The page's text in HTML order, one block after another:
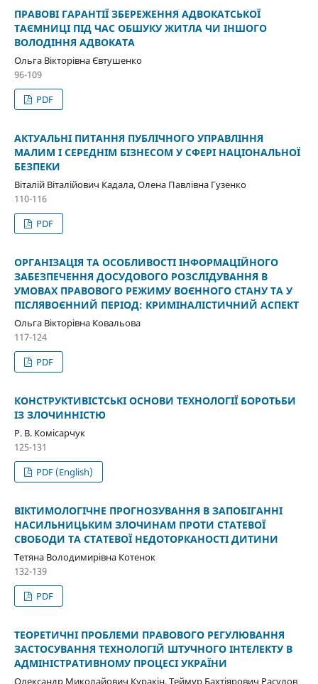
ПРАВОВІ ГАРАНТІЇ ЗБЕРЕЖЕННЯ АДВОКАТСЬКОЇ
ТАЄМНИЦІ ПІД ЧАС ОБШУКУ ЖИТЛА ЧИ ІНШОГО
ВОЛОДІННЯ АДВОКАТА
Ольга Вікторівна Євтушенко
96-109
PDF
АКТУАЛЬНІ ПИТАННЯ ПУБЛІЧНОГО УПРАВЛІННЯ
МАЛИМ І СЕРЕДНІМ БІЗНЕСОМ У СФЕРІ НАЦІОНАЛЬНОЇ
БЕЗПЕКИ
Віталій Віталійович Кадала, Олена Павлівна Гузенко
110-116
PDF
ОРГАНІЗАЦІЯ ТА ОСОБЛИВОСТІ ІНФОРМАЦІЙНОГО
ЗАБЕЗПЕЧЕННЯ ДОСУДОВОГО РОЗСЛІДУВАННЯ В
УМОВАХ ПРАВОВОГО РЕЖИМУ ВОЄННОГО СТАНУ ТА У
ПІСЛЯВОЄННИЙ ПЕРІОД: КРИМІНАЛІСТИЧНИЙ АСПЕКТ
Ольга Вікторівна Ковальова
117-124
PDF
КОНСТРУКТИВІСТСЬКІ ОСНОВИ ТЕХНОЛОГІЇ БОРОТЬБИ
ІЗ ЗЛОЧИННІСТЮ
Р. В. Комісарчук
125-131
PDF (English)
ВІКТИМОЛОГІЧНЕ ПРОГНОЗУВАННЯ В ЗАПОБІГАННІ
НАСИЛЬНИЦЬКИМ ЗЛОЧИНАМ ПРОТИ СТАТЕВОЇ
СВОБОДИ ТА СТАТЕВОЇ НЕДОТОРКАНОСТІ ДИТИНИ
Тетяна Володимирівна Котенок
132-139
PDF
ТЕОРЕТИЧНІ ПРОБЛЕМИ ПРАВОВОГО РЕГУЛЮВАННЯ
ЗАСТОСУВАННЯ ТЕХНОЛОГІЙ ШТУЧНОГО ІНТЕЛЕКТУ В
АДМІНІСТРАТИВНОМУ ПРОЦЕСІ УКРАЇНИ
Олександр Миколайович Куракін, Теймур Бахтіярович Расулов